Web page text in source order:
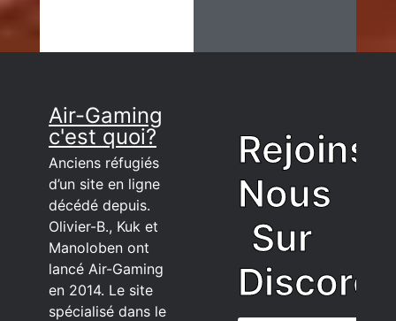
Air-Gaming
c'est quoi?
Anciens réfugiés
d’un site en ligne
décédé depuis.
Olivier-B., Kuk et
Manoloben ont
lancé Air-Gaming
en 2014. Le site
spécialisé dans le
Rejoins
Nous
Sur
Discord